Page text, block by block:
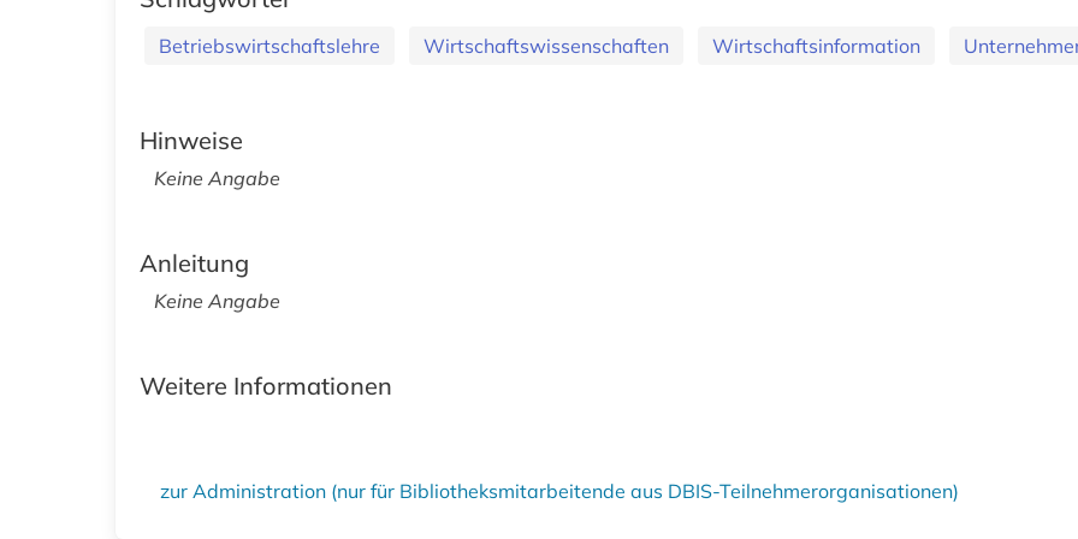
Betriebswirtschaftslehre Wirtschaftswissenschaften Wirtschaftsinformation
Hinweise
Keine Angabe
Anleitung
Keine Angabe
Weitere Informationen
zur Administration (nur für Bibliotheksmitarbeitende aus DBIS-Teilnehmerorganisationen)